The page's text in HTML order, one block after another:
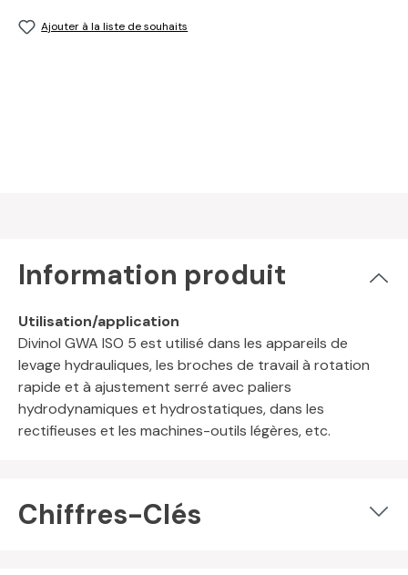
Ajouter à la liste de souhaits
Information produit
Utilisation/application
Divinol GWA ISO 5 est utilisé dans les appareils de
levage hydrauliques, les broches de travail à rotation
rapide et à ajustement serré avec paliers
hydrodynamiques et hydrostatiques, dans les
rectifieuses et les machines-outils légères, etc.
Chiffres-Clés